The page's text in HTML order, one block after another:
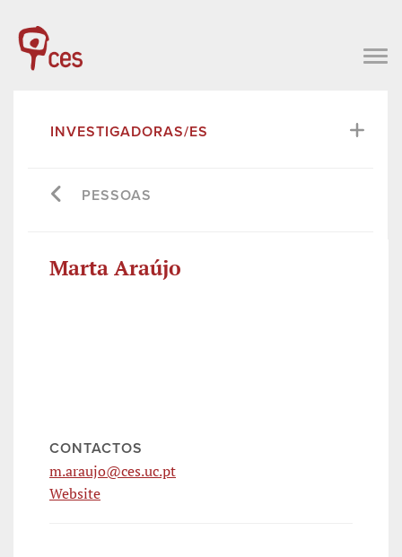
INVESTIGADORAS/ES
PESSOAS
Marta Araújo
CONTACTOS
m.araujo@ces.uc.pt
Website